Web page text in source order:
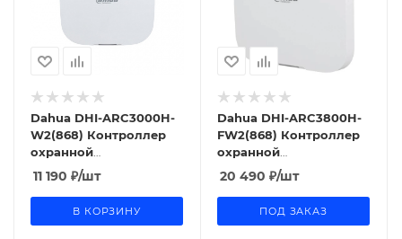
Dahua DHI-ARC3000H-
W2(868) Контроллер
охранной
сигнализации
11 190 ₽/шт
В КОРЗИНУ
Dahua DHI-ARC3800H-
FW2(868) Контроллер
охранной
сигнализации
20 490 ₽/шт
ПОД ЗАКАЗ